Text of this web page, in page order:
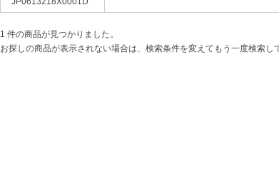
1 件の商品が見つかりました。
お探しの商品が表示されない場合は、検索条件を変えてもう一度検索し